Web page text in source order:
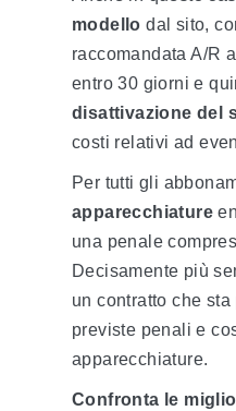
modello dal sito,
raccomandata A/R
entro 30 giorni e
disattivazione del
costi relativi ad
Per tutti gli
apparecchiature
una penale
Decisamente più
un contratto che
previste penali e
apparecchiature.
Confronta le